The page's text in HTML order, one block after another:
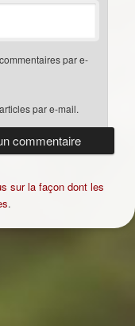
par e-
par e-mail.
sur la façon dont les
.